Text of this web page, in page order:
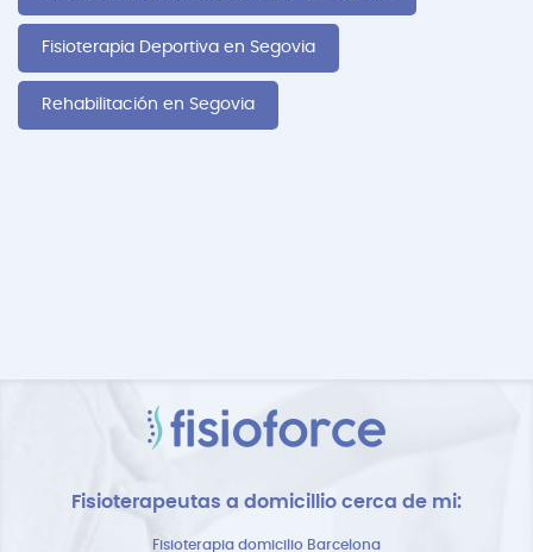
Fisioterapia Deportiva en Segovia
Rehabilitación en Segovia
Fisioterapeutas a domicillio cerca de mi:
Fisioterapia domicilio Barcelona